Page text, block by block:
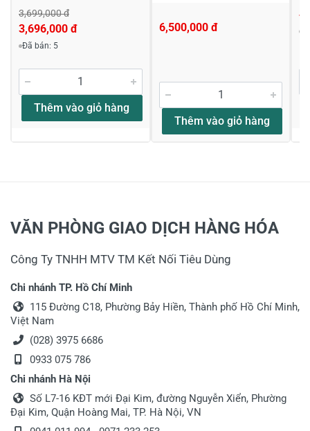
3,699,000 đ
3,696,000 đ
Đã bán: 5
Thêm vào giỏ hàng
6,500,000 đ
Thêm vào giỏ hàng
VĂN PHÒNG GIAO DỊCH HÀNG HÓA
Công Ty TNHH MTV TM Kết Nối Tiêu Dùng
Chi nhánh TP. Hồ Chí Minh
115 Đường C18, Phường Bảy Hiền, Thành phố Hồ Chí Minh,
Việt Nam
(028) 3975 6686
0933 075 786
Chi nhánh Hà Nội
Số L7-16 KĐT mới Đại Kim, đường Nguyễn Xiển, Phường
Đại Kim, Quận Hoàng Mai, TP. Hà Nội, VN